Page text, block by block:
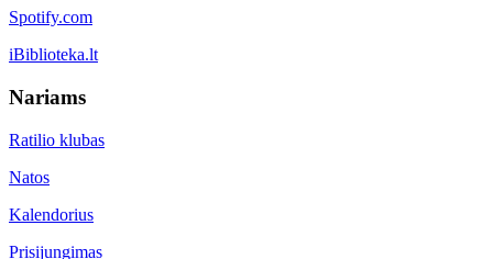
Spotify.com
iBiblioteka.lt
Nariams
Ratilio klubas
Natos
Kalendorius
Prisijungimas